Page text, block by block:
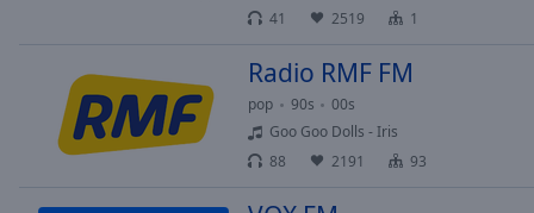
Chapters
Descriptions
41
2519 1
Radio RMF FM
pop 90s
00s
Goo Goo Dolls - Iris
88
2191 93